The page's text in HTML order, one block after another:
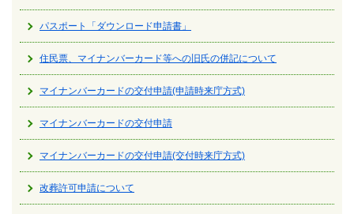
パスポート「ダウンロード申請書」
住民票、マイナンバーカード等への旧氏の併記について
マイナンバーカードの交付申請(申請時来庁方式)
マイナンバーカードの交付申請
マイナンバーカードの交付申請(交付時来庁方式)
改葬許可申請について